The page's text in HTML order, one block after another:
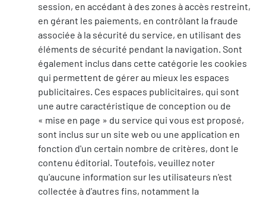
session, en accédant à des zones à accès restreint,
en gérant les paiements, en contrôlant la fraude
associée à la sécurité du service, en utilisant des
éléments de sécurité pendant la navigation. Sont
également inclus dans cette catégorie les cookies
qui permettent de gérer au mieux les espaces
publicitaires. Ces espaces publicitaires, qui sont
une autre caractéristique de conception ou de
« mise en page » du service qui vous est proposé,
sont inclus sur un site web ou une application en
fonction d'un certain nombre de critères, dont le
contenu éditorial. Toutefois, veuillez noter
qu'aucune information sur les utilisateurs n'est
collectée à d'autres fins, notamment la